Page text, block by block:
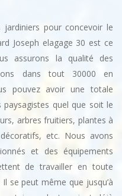
pour concevoir le
Joseph elagage 30 est ce
assurons la qualité des
dans tout 30000 en
pouvez avoir une totale
quel que soit le
arbres fruitiers, plantes à
etc. Nous avons
et des équipements
de travailler en toute
se peut même que jusqu’à